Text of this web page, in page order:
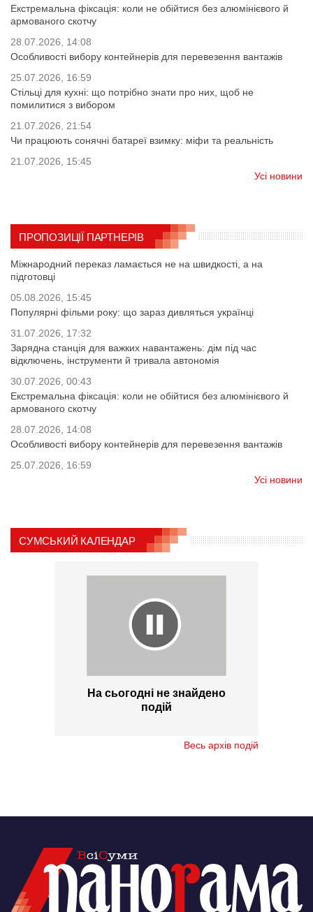
Екстремальна фіксація: коли не обійтися без алюмінієвого й
армованого скотчу
28.07.2026, 14:08
Особливості вибору контейнерів для перевезення вантажів
25.07.2026, 16:59
Стільці для кухні: що потрібно знати про них, щоб не
помилитися з вибором
21.07.2026, 21:54
Чи працюють сонячні батареї взимку: міфи та реальність
21.07.2026, 15:45
Усі новини
ПРОПОЗИЦІЇ ПАРТНЕРІВ
Міжнародний переказ ламається не на швидкості, а на
підготовці
05.08.2026, 15:45
Популярні фільми року: що зараз дивляться українці
31.07.2026, 17:32
Зарядна станція для важких навантажень: дім під час
відключень, інструменти й тривала автономія
30.07.2026, 00:43
Екстремальна фіксація: коли не обійтися без алюмінієвого й
армованого скотчу
28.07.2026, 14:08
Особливості вибору контейнерів для перевезення вантажів
25.07.2026, 16:59
Усі новини
СУМСЬКИЙ КАЛЕНДАР
На сьогодні не знайдено
подій
Весь архів подій